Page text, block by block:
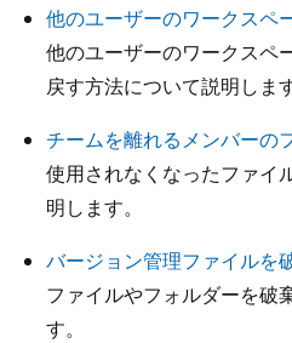
他のユーザーのワークスペ
他のユーザーのワークスペ
戻す方法について説明します
チームを離れるメンバーの
使用されなくなったファイ
明します。
バージョン管理ファイルを
ファイルやフォルダーを破
す。